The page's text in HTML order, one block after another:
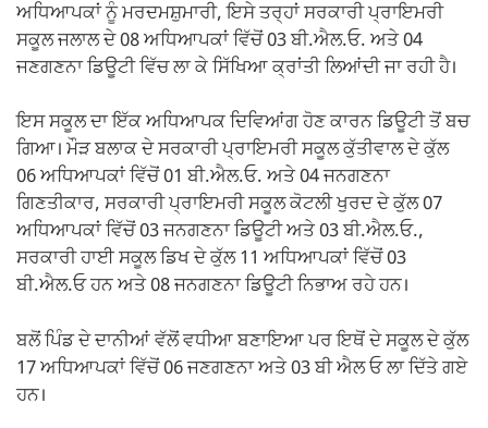
ਅਧਿਆਪਕਾਂ ਨੂੰ ਮਰਦਮਸ਼ੁਮਾਰੀ, ਇਸੇ ਤਰ੍ਹਾਂ ਸਰਕਾਰੀ ਪ੍ਰਾਇਮਰੀ
ਸਕੂਲ ਜਲਾਲ ਦੇ 08 ਅਧਿਆਪਕਾਂ ਵਿੱਚੋਂ 03 ਬੀ.ਐਲ.ਓ. ਅਤੇ 04
ਜਣਗਣਨਾ ਡਿਊਟੀ ਵਿੱਚ ਲਾ ਕੇ ਸਿੱਖਿਆ ਕ੍ਰਾਂਤੀ ਲਿਆਂਦੀ ਜਾ ਰਹੀ ਹੈ।
ਇਸ ਸਕੂਲ ਦਾ ਇੱਕ ਅਧਿਆਪਕ ਦਿਵਿਆਂਗ ਹੋਣ ਕਾਰਨ ਡਿਊਟੀ ਤੋਂ ਬਚ
ਗਿਆ। ਮੌੜ ਬਲਾਕ ਦੇ ਸਰਕਾਰੀ ਪ੍ਰਾਇਮਰੀ ਸਕੂਲ ਕੁੱਤੀਵਾਲ ਦੇ ਕੁੱਲ
06 ਅਧਿਆਪਕਾਂ ਵਿੱਚੋਂ 01 ਬੀ.ਐਲ.ਓ. ਅਤੇ 04 ਜਨਗਣਨਾ
ਗਿਣਤੀਕਾਰ, ਸਰਕਾਰੀ ਪ੍ਰਾਇਮਰੀ ਸਕੂਲ ਕੋਟਲੀ ਖੁਰਦ ਦੇ ਕੁੱਲ 07
ਅਧਿਆਪਕਾਂ ਵਿੱਚੋਂ 03 ਜਨਗਣਨਾ ਡਿਊਟੀ ਅਤੇ 03 ਬੀ.ਐਲ.ਓ.,
ਸਰਕਾਰੀ ਹਾਈ ਸਕੂਲ ਡਿਖ ਦੇ ਕੁੱਲ 11 ਅਧਿਆਪਕਾਂ ਵਿੱਚੋਂ 03
ਬੀ.ਐਲ.ਓ ਹਨ ਅਤੇ 08 ਜਨਗਣਨਾ ਡਿਊਟੀ ਨਿਭਾਅ ਰਹੇ ਹਨ।
ਬਲੋਂ ਪਿੰਡ ਦੇ ਦਾਨੀਆਂ ਵੱਲੋਂ ਵਧੀਆ ਬਣਾਇਆ ਪਰ ਇਥੋਂ ਦੇ ਸਕੂਲ ਦੇ ਕੁੱਲ
17 ਅਧਿਆਪਕਾਂ ਵਿੱਚੋਂ 06 ਜਣਗਣਨਾ ਅਤੇ 03 ਬੀ ਐਲ ਓ ਲਾ ਦਿੱਤੇ ਗਏ
ਹਨ।